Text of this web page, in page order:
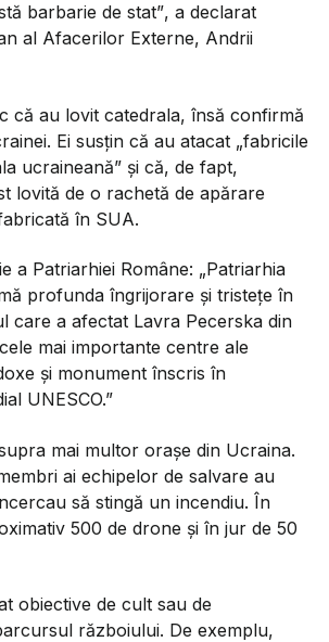
barbarie de stat”, a declarat
al Afacerilor Externe, Andrii
că au lovit catedrala, însă confirmă
Ei susțin că au atacat „fabricile
ucraineană” şi că, de fapt,
lovită de o rachetă de apărare
în SUA.
a Patriarhiei Române: „Patriarhia
profunda îngrijorare şi tristeţe în
care a afectat Lavra Pecerska din
mai importante centre ale
şi monument înscris în
UNESCO.”
mai multor orașe din Ucraina.
ai echipelor de salvare au
să stingă un incendiu. În
500 de drone și în jur de 50
obiective de cult sau de
războiului. De exemplu,